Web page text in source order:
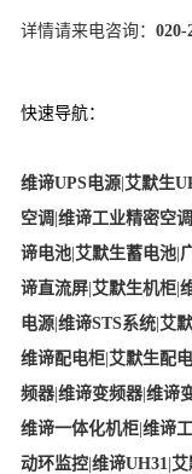
详情请来电咨询： 020-
快速导航：
维谛UPS电源|艾默生
空调 |维谛工业精密空调
谛电池|艾默生蓄电池|
谛直流屏|艾默生机柜|
电源|维谛STS系统|艾
维谛配电柜|艾默生配
频器|维谛变频器|维谛
维谛一体化机柜|维谛
动环监控|维谛UH31 |艾